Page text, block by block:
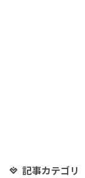
記事カテゴリ